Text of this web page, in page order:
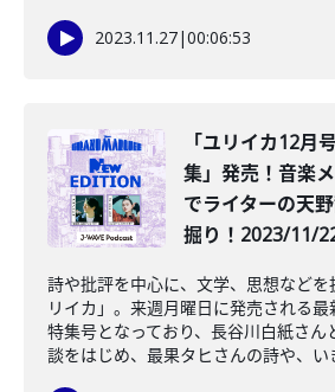
2023.11.27|00:06:53
「ユリイカ12月
集」発売！音楽
でライターの天
掘り！2023/11/
詩や批評を中心に、文学、思想など
リイカ」。来週月曜日に発売される
特集号となっており、長谷川白紙さん
談をはじめ、最果タヒさんの詩や、い